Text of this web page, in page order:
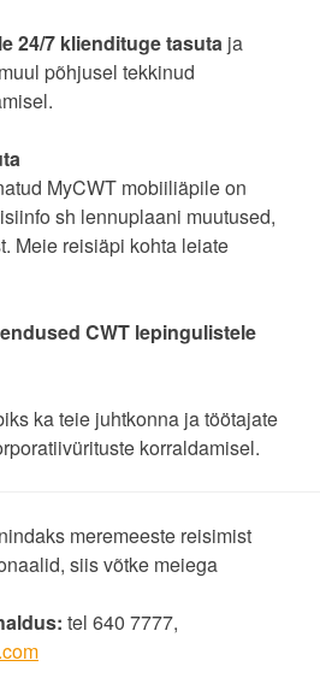
24/7 klienditugetasuta ja
põhjusel tekkinud
MyCWT mobiiliäpile on
sh lennuplaani muutused,
Meie reisiäpi kohta leiate
CWT lepingulistele
ka teie juhtkonna ja töötajate
korraldamisel.
meremeeste reisimist
siis võtke meiega
tel 640 7777,